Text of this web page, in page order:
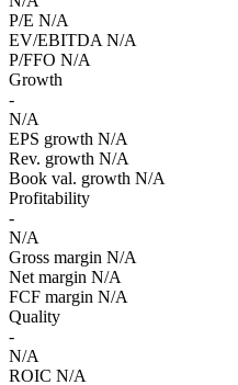
P/E N/A
EV/EBITDA N/A
P/FFO N/A
Growth
-
N/A
EPS growth N/A
Rev. growth N/A
Book val. growth N/A
Profitability
-
N/A
Gross margin N/A
Net margin N/A
FCF margin N/A
Quality
-
N/A
ROIC N/A